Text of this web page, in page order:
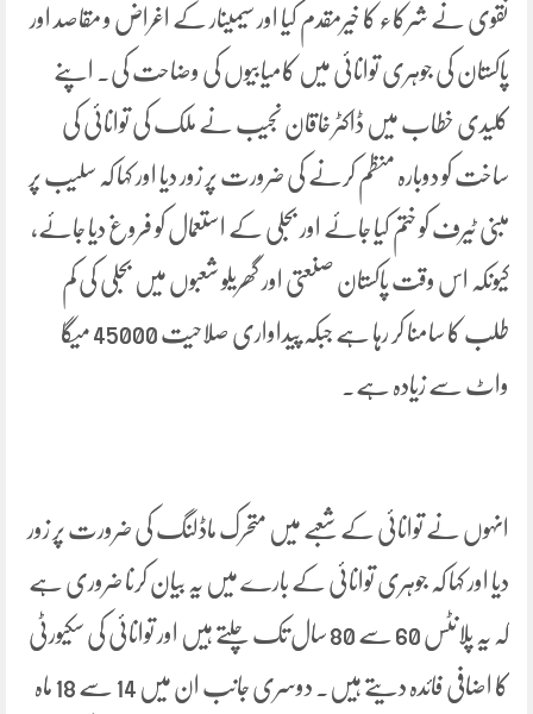
نقوی نے شرکاء کا خیرمقدم کیا اور سیمینار کے اغراض و مقاصد اور
پاکستان کی جوہری توانائی میں کامیابیوں کی وضاحت کی۔ اپنے
کلیدی خطاب میں ڈاکٹر خاقان نجیب نے ملک کی توانائی کی
ساخت کو دوبارہ منظم کرنے کی ضرورت پر زور دیا اور کہا کہ سلیب پر
مبنی ٹیرف کو ختم کیا جائے اور بجلی کے استعمال کو فروغ دیا جائے،
کیونکہ اس وقت پاکستان صنعتی اور گھریلو شعبوں میں بجلی کی کم
طلب کا سامنا کر رہا ہے جبکہ پیداواری صلاحیت 45000 میگا
واٹ سے زیادہ ہے۔
انہوں نے توانائی کے شعبے میں متحرک ماڈلنگ کی ضرورت پر زور
دیا اور کہا کہ جوہری توانائی کے بارے میں یہ بیان کرنا ضروری ہے
کہ یہ پلانٹس 60 سے 80 سال تک چلتے ہیں اور توانائی کی سکیورٹی
کا اضافی فائدہ دیتے ہیں۔ دوسری جانب ان میں 14 سے 18 ماہ